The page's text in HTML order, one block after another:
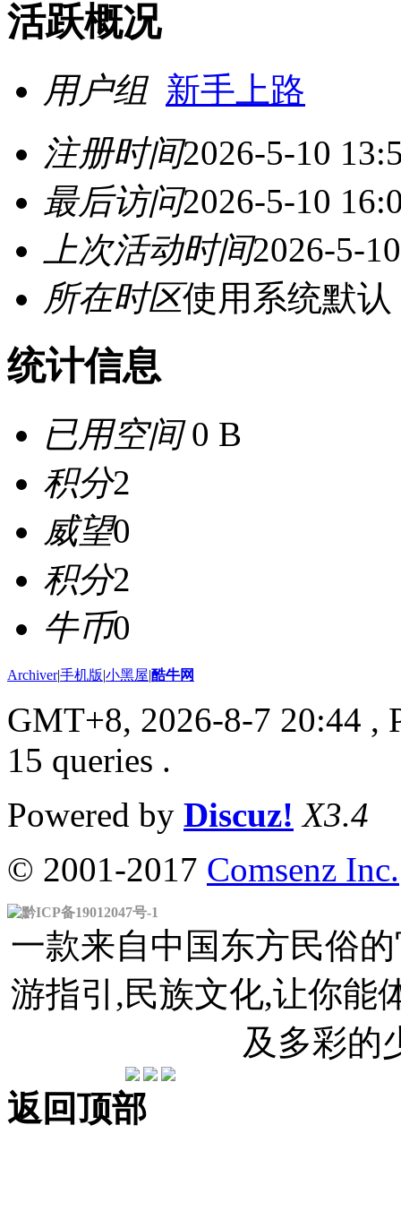
活跃概况
用户组 新手上路
注册时间2026-5-10
最后访问2026-5-10
上次活动时间2026-5-
所在时区使用系统默认
统计信息
已用空间0 B
积分2
威望0
积分2
牛币0
Archiver|手机版|小黑屋|酷牛网
GMT+8, 2026-8-7 20:44 ,
15 queries .
Powered by Discuz! X3.4
© 2001-2017 Comsenz Inc.
黔ICP备19012047号-1
一款来自中国东方民俗
游指引,民族文化,让你能
及多彩的
返回顶部